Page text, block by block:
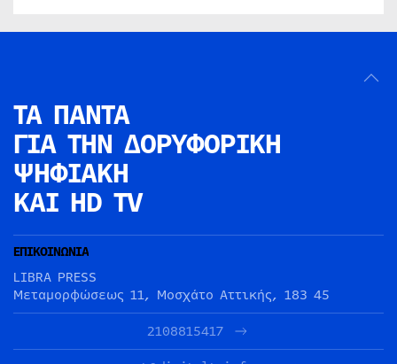
ΤΑ ΠΑΝΤΑ
ΓΙΑ ΤΗΝ ΔΟΡΥΦΟΡΙΚΗ
ΨΗΦΙΑΚΗ
ΚΑΙ HD TV
ΕΠΙΚΟΙΝΩΝΙΑ
LIBRA PRESS
Μεταμορφώσεως 11, Μοσχάτο Αττικής, 183 45
2108815417